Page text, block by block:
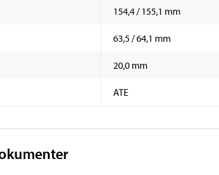
154,4 / 155,1 mm
63,5 / 64,1 mm
20,0 mm
ATE